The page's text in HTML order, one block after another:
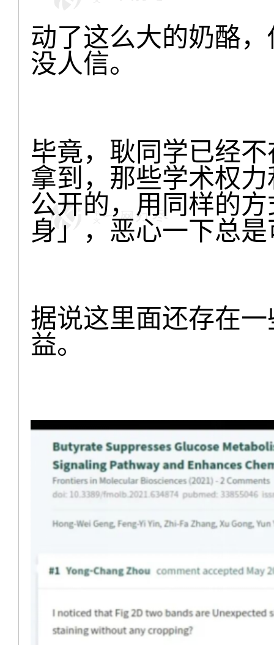
动了这么大的奶酪
没人信。
毕竟，耿同学已经
拿到，那些学术权
公开的，用同样的
身」，恶心一下总
据说这里面还存在
益。